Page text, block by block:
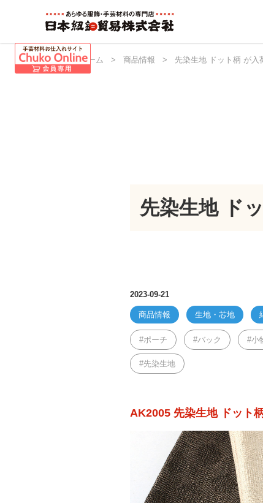
日本紐釦 ホーム > 商品情報 > 先染生地 ドット柄 が入
先染生地 ド
2023-09-21
商品情報 生地・芯地
ポーチ バック 小
先染生地
AK2005 先染生地 ドット